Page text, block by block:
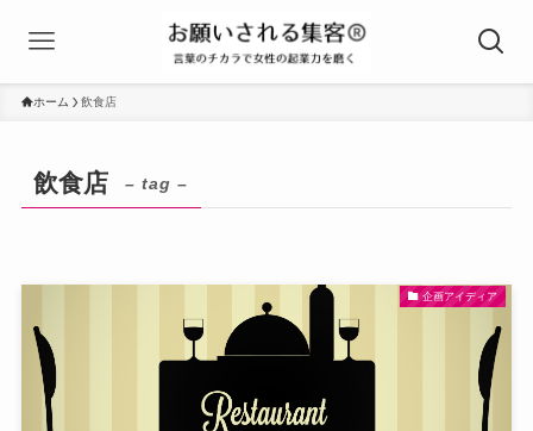
ホーム 飲食店
飲食店 – tag –
企画アイディア